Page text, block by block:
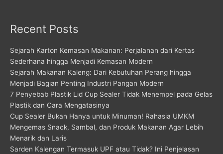
Recent Posts
Sejarah Karton Kemasan Makanan: Perjalanan dari Kertas
Sederhana hingga Menjadi Kemasan Modern
Sejarah Makanan Kaleng: Dari Kebutuhan Perang hingga
Menjadi Bagian Penting Industri Pangan Modern
7 Penyebab Plastik Lid Cup Sealer Tidak Menempel pada Gelas
Plastik dan Cara Mengatasinya
Cup Sealer Bukan Hanya untuk Minuman! Rahasia UMKM
Mengemas Snack, Sambal, dan Produk Makanan Agar Lebih
Menarik dan Laris
Sarden Kalengan Termasuk UPF atau Tidak? Ini Penjelasan